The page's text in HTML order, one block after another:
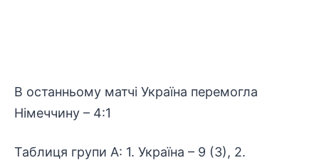
В останньому матчі Україна перемогла
Німеччину – 4:1
Таблиця групи А: 1. Україна – 9 (3), 2.